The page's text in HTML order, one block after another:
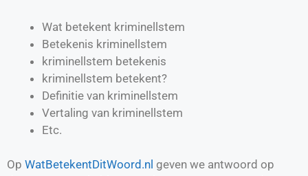
Wat betekent kriminellstem
Betekenis kriminellstem
kriminellstem betekenis
kriminellstem betekent?
Definitie van kriminellstem
Vertaling van kriminellstem
Etc.
Op WatBetekentDitWoord.nl geven we antwoord op